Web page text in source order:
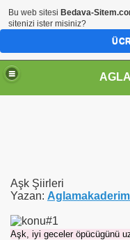
" />
Aşk Şiirleri
Yazan:
Aşk, iyi geceler öpücügünü
Bu web sitesi Bedava-
sitenizi ister misiniz?